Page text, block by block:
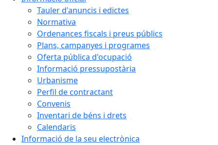
Tauler d'anuncis i edictes
Normativa
Ordenances fiscals i preus públics
Plans, campanyes i programes
Oferta pública d'ocupació
Informació pressupostària
Urbanisme
Perfil de contractant
Convenis
Inventari de béns i drets
Calendaris
Informació de la seu electrònica